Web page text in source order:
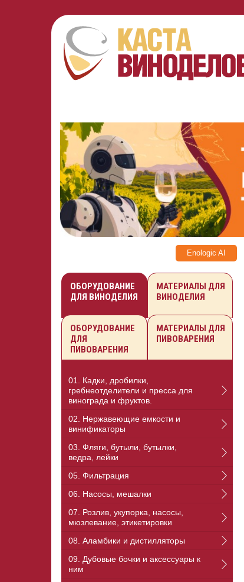
Enologic AI
ОБОРУДОВАНИЕ
ДЛЯ ВИНОДЕЛИЯ
МАТЕРИАЛЫ ДЛЯ
ВИНОДЕЛИЯ
ОБОРУДОВАНИЕ
ДЛЯ
ПИВОВАРЕНИЯ
МАТЕРИАЛЫ ДЛЯ
ПИВОВАРЕНИЯ
01. Кадки, дробилки,
гребнеотделители и пресса для
винограда и фруктов.
02. Нержавеющие емкости и
винификаторы
03. Фляги, бутыли, бутылки,
ведра, лейки
05. Фильтрация
06. Насосы, мешалки
07. Розлив, укупорка, насосы,
мюзлевание, этикетировки
08. Аламбики и дистилляторы
09. Дубовые бочки и аксессуары к
ним